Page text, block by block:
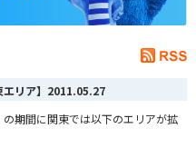
リア】 2011.05.27
期間に関東では以下のエリアが拡